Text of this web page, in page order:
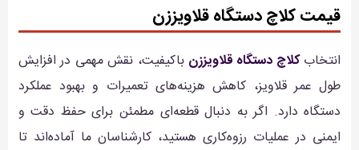
قیمت کلاچ دستگاه قلاویززن
انتخابکلاچ دستگاه قلاویززن باکیفیت، نقش مهمی در افزایش
طول عمر قلاویز، کاهش هزینه‌های تعمیرات و بهبود عملکرد
دستگاه دارد. اگر به دنبال قطعه‌ای مطمئن برای حفظ دقت و
ایمنی در عملیات رزوه‌کاری هستید، کارشناسان ما آماده‌اند تا